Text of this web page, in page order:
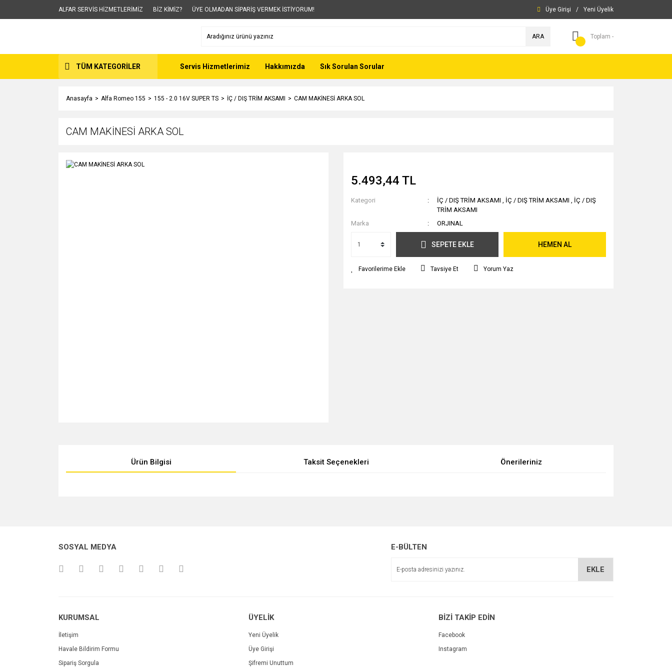
ALFAR SERVİS HİZMETLERİMİZ BİZ KİMİZ? ÜYE OLMADAN SİPARİŞ VERMEK İSTİYORUM! Üye Girişi / Yeni Üyelik
ARA Toplam -
TÜM KATEGORİLER Servis Hizmetlerimiz Hakkımızda Sık Sorulan Sorular
Anasayfa Alfa Romeo 155 155 - 2.0 16V SUPER TS İÇ / DIŞ TRİM AKSAMI CAM MAKİNESİ ARKA SOL
CAM MAKİNESİ ARKA SOL
5.493,44 TL
Kategori İÇ / DIŞ TRİM AKSAMI , İÇ / DIŞ TRİM AKSAMI , İÇ / DIŞ
TRİM AKSAMI
Marka
ORJINAL
SEPETE EKLE HEMEN AL
Tavsiye Et Yorum Yaz
Ürün Bilgisi Taksit Seçenekleri Önerileriniz
Ürün açıklamasında eksik bilgiler bulunuyor.
SOSYAL MEDYA E-BÜLTEN
EKLE
KURUMSAL
İletişim
Havale Bildirim Formu
Sipariş Sorgula
ÜYELİK
Yeni Üyelik
Üye Girişi
Şifremi Unuttum
BİZİ TAKİP EDİN
Facebook
Instagram